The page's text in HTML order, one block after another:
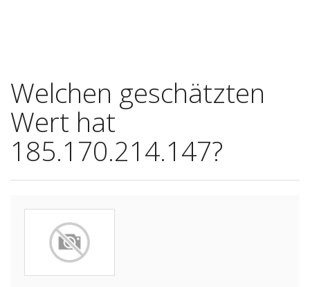
Welchen geschätzten
Wert hat
185.170.214.147?